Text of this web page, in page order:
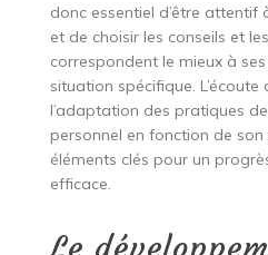
donc essentiel d’être attentif
et de choisir les conseils et
correspondent le mieux à
situation spécifique.
l’adaptation des pratiques
personnel en fonction de
éléments clés pour un
efficace.